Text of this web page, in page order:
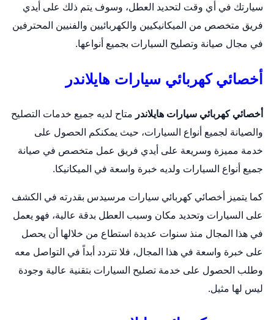
سيارتك في أي وقت لتحديد العطل، وسوف يتم ذلك على أيدي
فريق متخصص من الميكانيكيين والكهربائيين والفنيين المحترفين
في مجال صيانة وتصليح السيارات بجميع أنواعها.
أخصائي كهربائي سيارات هايلاندر
أخصائي كهربائي سيارات هايلاندر متاح لديه جميع خدمات التصليح
والصيانة لجميع أنواع السيارات، حيث يمكنكم الحصول على
خدمة مميزة وسريعة على أيدي فريق عمل متخصص في صيانة
جميع أنواع السيارات ولديه خبرة واسعة في الميكانيكا.
كما يتميز أخصائي كهربائي سيارات مرسيدس بقدرته في الكشف
على السيارات وتحديد مكان وسبب العطل بدقة عالية، فهو يعمل
في هذا المجال منذ سنوات عديدة استطاع من خلالها أن يحصل
على خبرة واسعة في هذا المجال، فلا تتردد أبداً في التواصل معه
وطلب الحصول على خدمة تصليح السيارات بتقنية عالية وجودة
ليس لها مثيل.